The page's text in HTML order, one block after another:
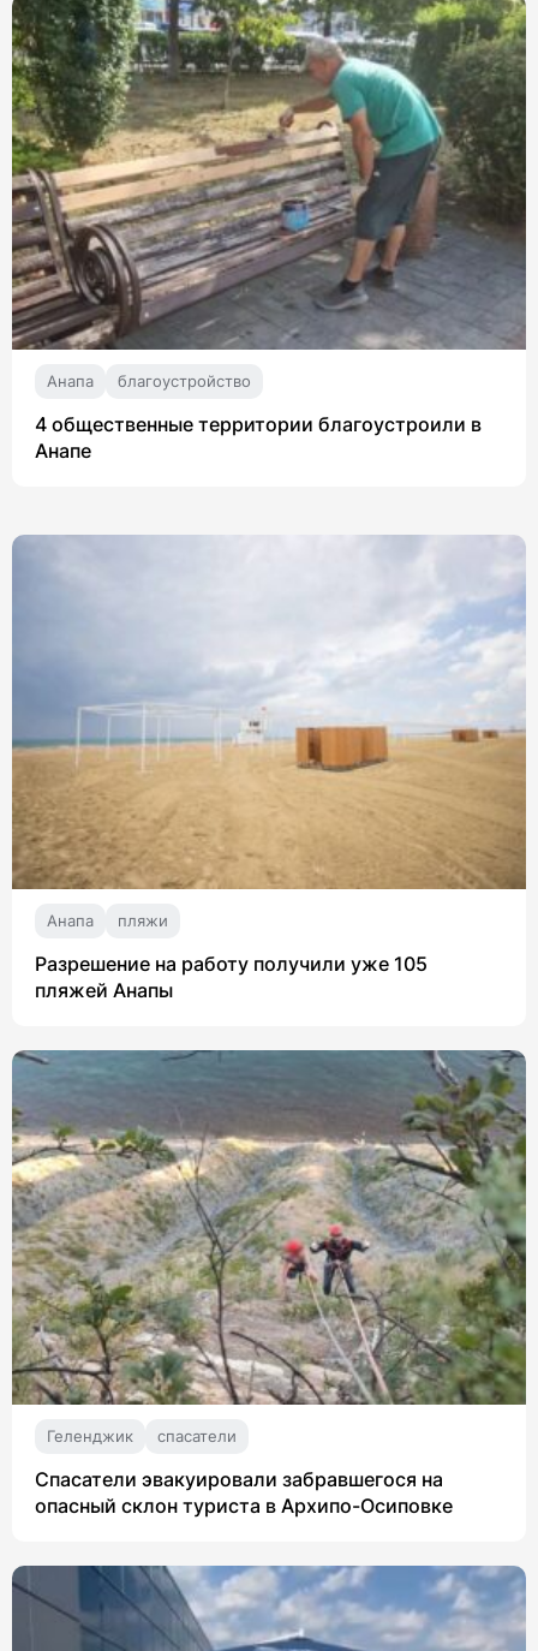
Анапа благоустройство
4 общественные территории благоустроили в
Анапе
Анапа пляжи
Разрешение на работу получили уже 105
пляжей Анапы
Геленджик спасатели
Спасатели эвакуировали забравшегося на
опасный склон туриста в Архипо-Осиповке